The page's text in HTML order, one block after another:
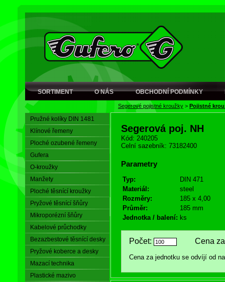
SORTIMENT O NÁS OBCHODNÍ PODMÍNKY
Segerové pojistné kroužky > Pojistné
Pružné kolíky DIN 1481
Klínové řemeny
Ploché ozubené řemeny
Gufera
O-kroužky
Manžety
Ploché těsnící kroužky
Pryžové těsnící šňůry
Mikroporézní šňůry
Kabelové průchodky
Bezazbestové těsnící desky
Pryžové koberce a desky
Mazací technika
Plastické mazivo
Segerová poj. NH
Kód: 240205
Celní sazebník: 73182400
Parametry
Typ:
DIN 471
Materiál:
steel
Rozměry:
185 x 4,00
Průměr:
185 mm
Jednotka / balení: ks
Počet: Cena za
Cena za jednotku se odvíjí od